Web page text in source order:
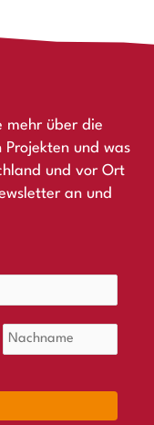
mehr über die
Projekten und was
und vor Ort
an und